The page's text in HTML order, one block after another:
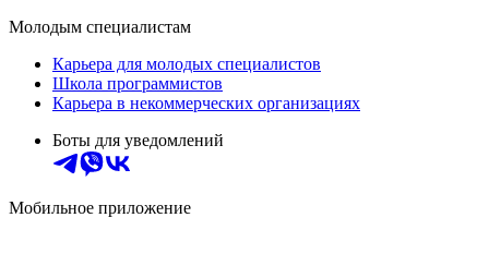
Молодым специалистам
Карьера для молодых специалистов
Школа программистов
Карьера в некоммерческих организациях
Боты для уведомлений
Мобильное приложение